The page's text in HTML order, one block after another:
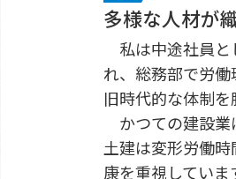
多様な人材が
私は中途社員と
れ、総務部で労
旧時代的な体制
かつての建設業
土建は変形労働
康を重視していま